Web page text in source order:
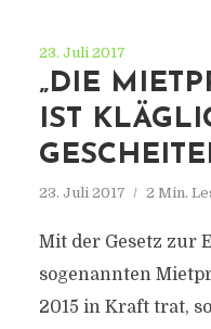
23. Juli 2017
„DIE
IST
23. Juli 2017 2 Min.
Mit der Gesetz zur
sogenannten
2015 in Kraft trat,